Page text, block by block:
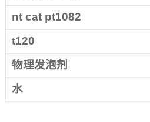
nt cat pt1082
t120
物理发泡剂
水